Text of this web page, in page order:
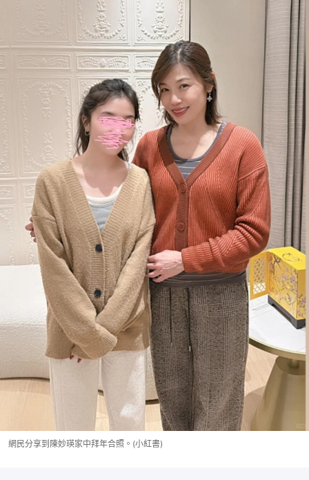
網民分享到陳妙瑛家中拜年合照。(小紅書)